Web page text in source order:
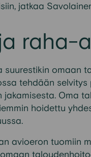
jatkaa
raha-
suurestikin omaan
tehdään
jakamisesta. Oma
hoidettu
avioeron tuomiin